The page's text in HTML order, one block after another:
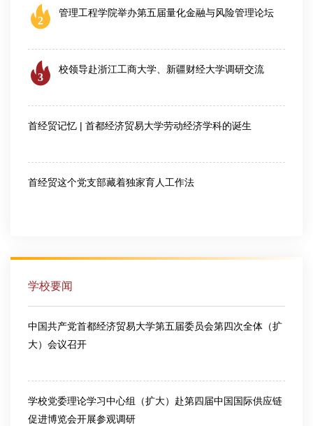
2
管理工程学院举办第五届量化金融与风险管理论坛
3
校领导赴浙江工商大学、新疆财经大学调研交流
首经贸记忆 | 首都经济贸易大学劳动经济学科的诞生
首经贸这个党支部藏着独家育人工作法
学校要闻
中国共产党首都经济贸易大学第五届委员会第四次全体（扩
大）会议召开
学校党委理论学习中心组（扩大）赴第四届中国国际供应链
促进博览会开展参观调研